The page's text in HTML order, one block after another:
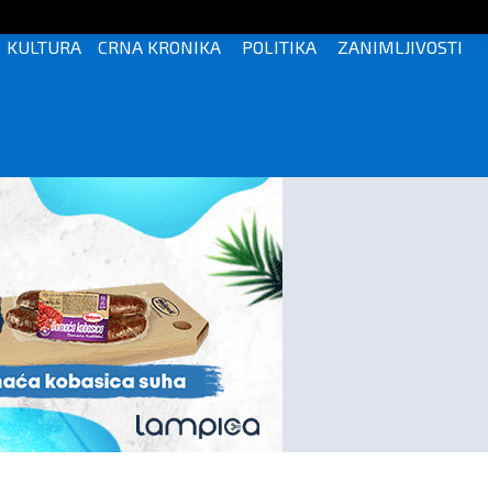
KULTURA CRNA KRONIKA POLITIKA ZANIMLJIVOSTI